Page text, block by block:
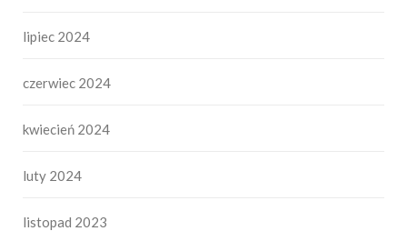
lipiec 2024
czerwiec 2024
kwiecień 2024
luty 2024
listopad 2023